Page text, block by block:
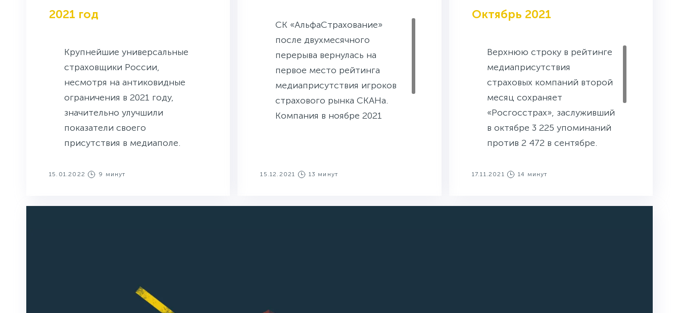
2021 год
Крупнейшие универсальные
страховщики России,
несмотря на антиковидные
ограничения в 2021 году,
значительно улучшили
показатели своего
присутствия в медиаполе.
15.01.2022 9 минут
СК «АльфаСтрахование»
после двухмесячного
перерыва вернулась на
первое место рейтинга
медиаприсутствия игроков
страхового рынка СКАНа.
Компания в ноябре 2021
15.12.2021 13 минут
Октябрь 2021
Верхнюю строку в рейтинге
медиаприсутствия
страховых компаний второй
месяц сохраняет
«Росгосстрах», заслуживший
в октябре 3 225 упоминаний
против 2 472 в сентябре.
компания
собравшая 2501 упоминание
17.11.2021 14 минут